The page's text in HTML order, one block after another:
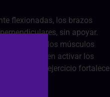
flexionadas, los brazos
sin apoyar.
utiliza los músculos
Concéntrate en activar los
Este ejercicio fortalece